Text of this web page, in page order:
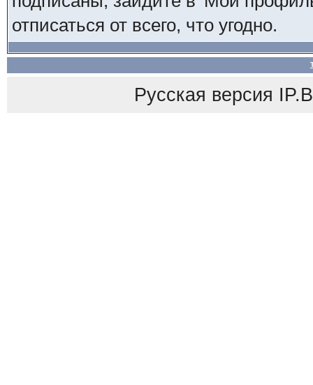
отписаться от всего, что угодно.
Русская версия